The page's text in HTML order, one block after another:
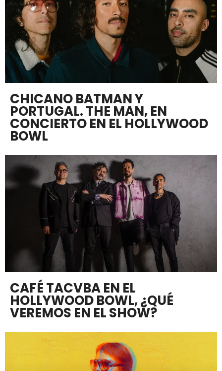
CHICANO BATMAN Y
PORTUGAL. THE MAN, EN
CONCIERTO EN EL HOLLYWOOD
BOWL
CAFÉ TACVBA EN EL
HOLLYWOOD BOWL, ¿QUÉ
VEREMOS EN EL SHOW?